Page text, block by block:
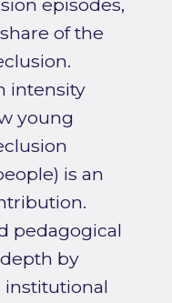
episodes,
of the
intensity
young
is an
pedagogical
by
institutional